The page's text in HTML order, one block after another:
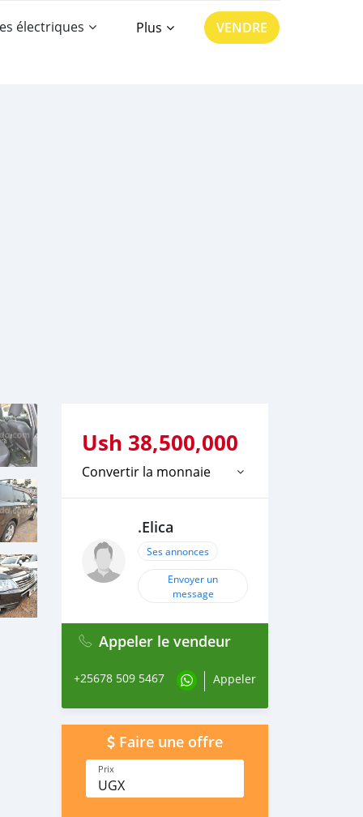
électriques Plus VENDRE
Ush 38,500,000
Convertir la monnaie
.Elica
Ses annonces
Envoyer un
message
Appeler le vendeur
+25678 509 5467 Appeler
Faire une offre
Prix
UGX